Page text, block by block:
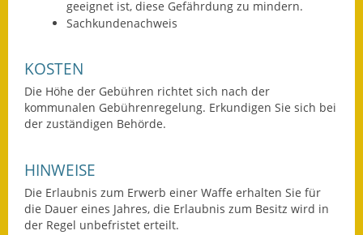
geeignet ist, diese Gefährdung zu mindern.
Sachkundenachweis
KOSTEN
Die Höhe der Gebühren richtet sich nach der
kommunalen Gebührenregelung. Erkundigen Sie sich bei
der zuständigen Behörde.
HINWEISE
Die Erlaubnis zum Erwerb einer Waffe erhalten Sie für
die Dauer eines Jahres, die Erlaubnis zum Besitz wird in
der Regel unbefristet erteilt.